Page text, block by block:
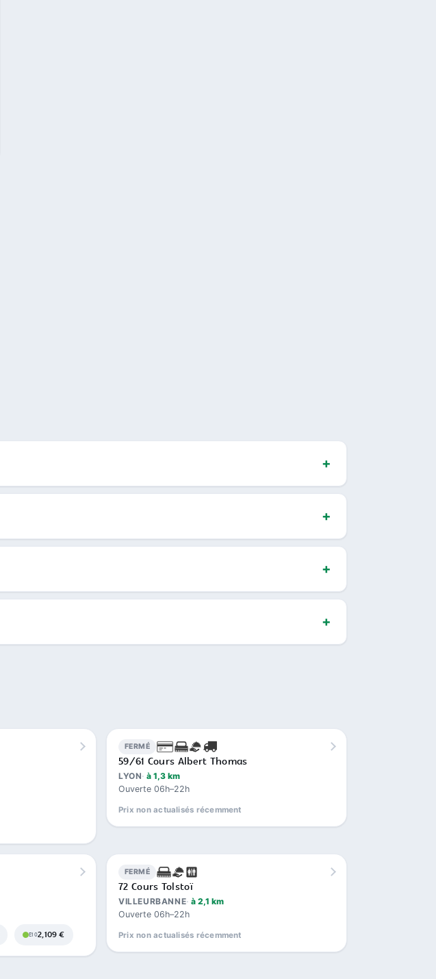
FERMÉ
59/61 Cours Albert Thomas
LYON à 1,3 km
Ouverte 06h–22h
Prix non actualisés récemment
E102,109 €
FERMÉ
72 Cours Tolstoï
VILLEURBANNE à 2,1 km
Ouverte 06h–22h
Prix non actualisés récemment